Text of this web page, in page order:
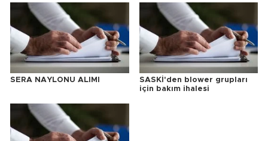
SERA NAYLONU ALIMI
SASKİ'den blower grupları
için bakım ihalesi